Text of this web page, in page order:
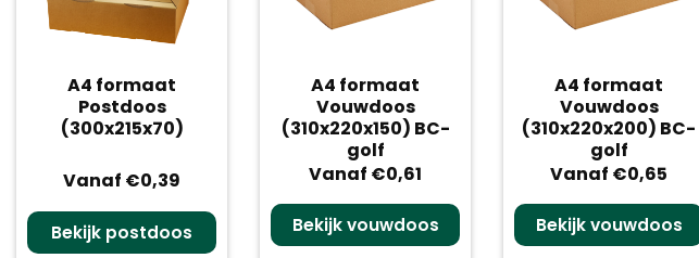
A4 formaat
Postdoos
(300x215x70)
Vanaf €0,39
Bekijk postdoos
A4 formaat
Vouwdoos
(310x220x150) BC-
golf
Vanaf €0,61
Bekijk vouwdoos
A4 formaat
Vouwdoos
(310x220x200) BC-
golf
Vanaf €0,65
Bekijk vouwdoos